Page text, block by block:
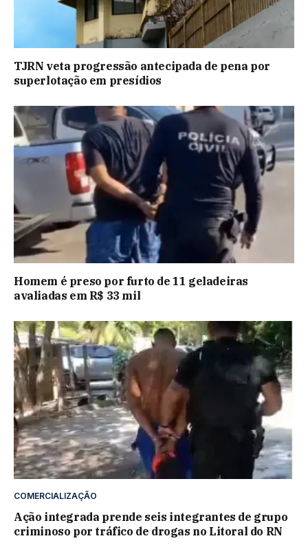
TJRN veta progressão antecipada de pena por
superlotação em presídios
Homem é preso por furto de 11 geladeiras
avaliadas em R$ 33 mil
COMERCIALIZAÇÃO
Ação integrada prende seis integrantes de grupo
criminoso por tráfico de drogas no Litoral do RN